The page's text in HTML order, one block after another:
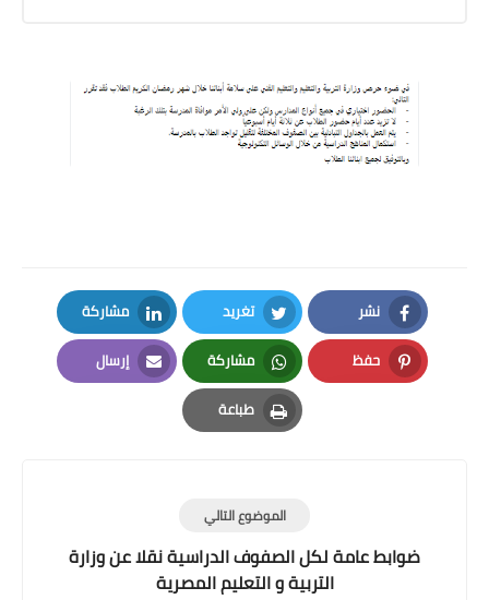
نشر
Facebook
تغريد
Twitter
مشاركة
LinkedIn
حفظ
Pinterest
مشاركة
Whatsapp
إرسال
Email
طباعة
Print
الموضوع التالي
ضوابط عامة لكل الصفوف الدراسية نقلا عن وزارة
التربية و التعليم المصرية